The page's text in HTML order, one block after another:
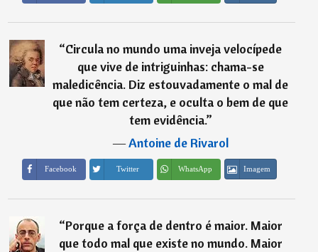
“Circula no mundo uma inveja velocí­pede
que vive de intriguinhas: chama-se
maledicência. Diz estouvadamente o mal de
que não tem certeza, e oculta o bem de que
tem evidência.”
―Antoine de Rivarol
Facebook Twitter WhatsApp Imagem
“Porque a força de dentro é maior. Maior
que todo mal que existe no mundo. Maior